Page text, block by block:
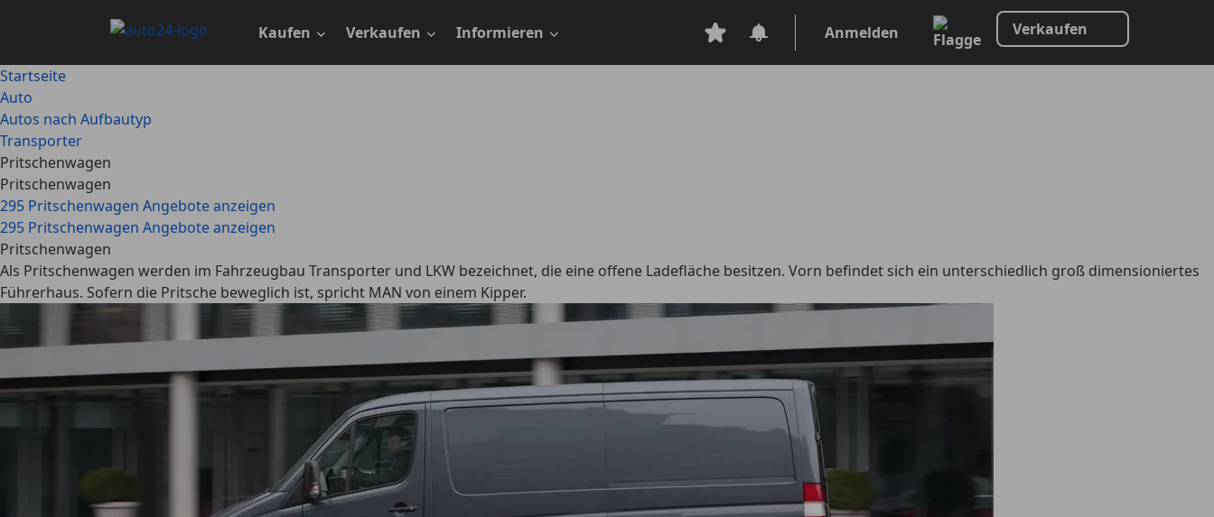
Kaufen Verkaufen Informieren Anmelden Verkaufen
Startseite
Auto
Autos nach Aufbautyp
Transporter
Pritschenwagen
Pritschenwagen
295 Pritschenwagen Angebote anzeigen
295 Pritschenwagen Angebote anzeigen
Pritschenwagen
Als Pritschenwagen werden im Fahrzeugbau Transporter und LKW bezeichnet, die eine offene Ladefläche besitzen. Vorn befindet sich ein unterschiedlich groß dimensioniertes
Führerhaus. Sofern die Pritsche beweglich ist, spricht MAN von einem Kipper.